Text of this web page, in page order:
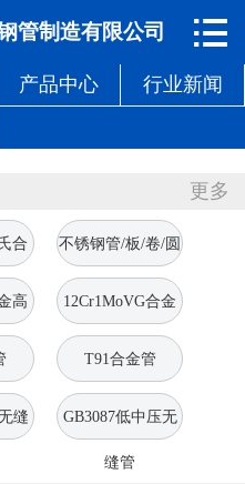
 网站首页
公司简介
销售网络
联系我们
管制造有限公司 
产品中心
行业新闻
更多
合 不锈钢管/板/卷/圆
高 12Cr1MoVG合金
高压管
T91合金管
缝 GB3087低中压无
缝管